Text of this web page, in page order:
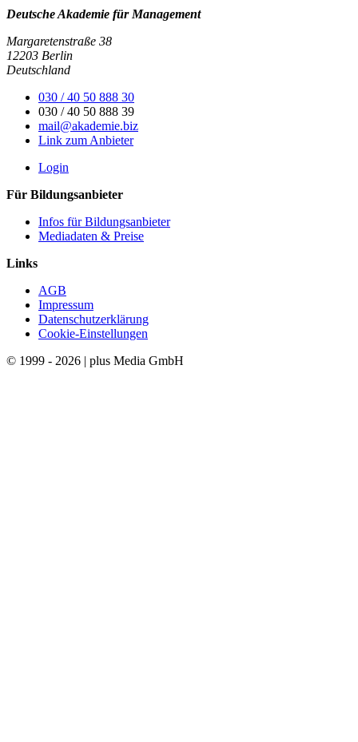
Deutsche Akademie für Management
Margaretenstraße 38
12203 Berlin
Deutschland
030 / 40 50 888 30
030 / 40 50 888 39
mail@akademie.biz
Link zum Anbieter
Login
Für Bildungsanbieter
Infos für Bildungsanbieter
Mediadaten & Preise
Links
AGB
Impressum
Datenschutzerklärung
Cookie-Einstellungen
© 1999 - 2026 | plus Media GmbH